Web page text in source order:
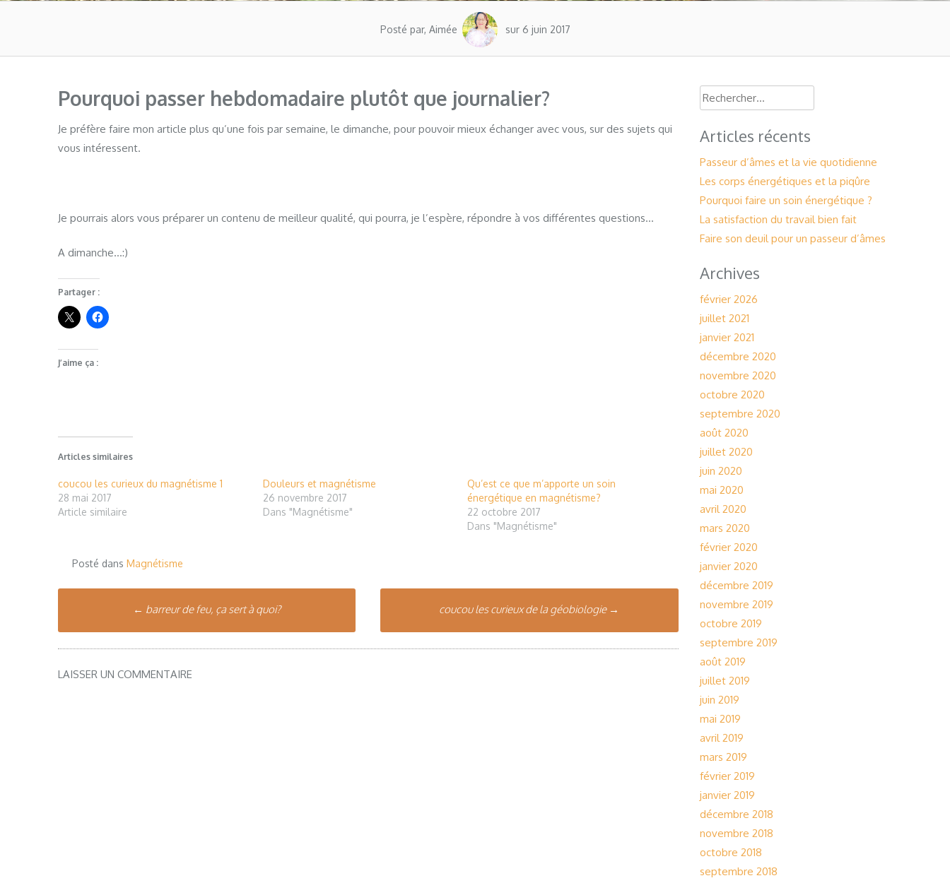
Posté par, Aimée sur 6 juin 2017
Pourquoi passer hebdomadaire plutôt que journalier?
Je préfère faire mon article plus qu’une fois par semaine, le dimanche, pour pouvoir mieux échanger avec vous, sur des sujets qui
vous intéressent.
Je pourrais alors vous préparer un contenu de meilleur qualité, qui pourra, je l’espère, répondre à vos différentes questions…
A dimanche…:)
Partager :
J’aime ça :
Articles similaires
coucou les curieux du magnétisme 1
28 mai 2017
Article similaire
Douleurs et magnétisme
26 novembre 2017
Dans "Magnétisme"
Qu’est ce que m’apporte un soin
énergétique en magnétisme?
22 octobre 2017
Dans "Magnétisme"
Posté dans Magnétisme
navigation
← barreur de feu, ça sert à quoi? coucou les curieux de la géobiologie →
LAISSER UN COMMENTAIRE
Rechercher :
Articles récents
Passeur d’âmes et la vie quotidienne
Les corps énergétiques et la piqûre
Pourquoi faire un soin énergétique ?
La satisfaction du travail bien fait
Faire son deuil pour un passeur d’âmes
Archives
février 2026
juillet 2021
janvier 2021
décembre 2020
novembre 2020
octobre 2020
septembre 2020
août 2020
juillet 2020
juin 2020
mai 2020
avril 2020
mars 2020
février 2020
janvier 2020
décembre 2019
novembre 2019
octobre 2019
septembre 2019
août 2019
juillet 2019
juin 2019
mai 2019
avril 2019
mars 2019
février 2019
janvier 2019
décembre 2018
novembre 2018
octobre 2018
septembre 2018